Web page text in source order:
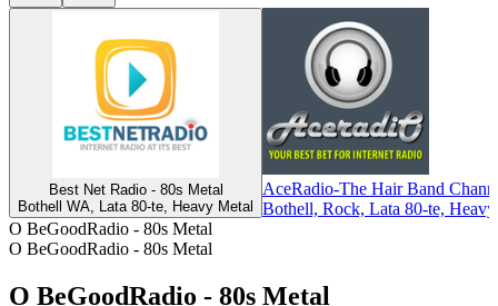
Best Net Radio - 80s Metal
Bothell WA, Lata 80-te, Heavy Metal
AceRadio-The Hair Band
Bothell, Rock, Lata 80-te,
O BeGoodRadio - 80s Metal
O BeGoodRadio - 80s Metal
O BeGoodRadio - 80s Metal